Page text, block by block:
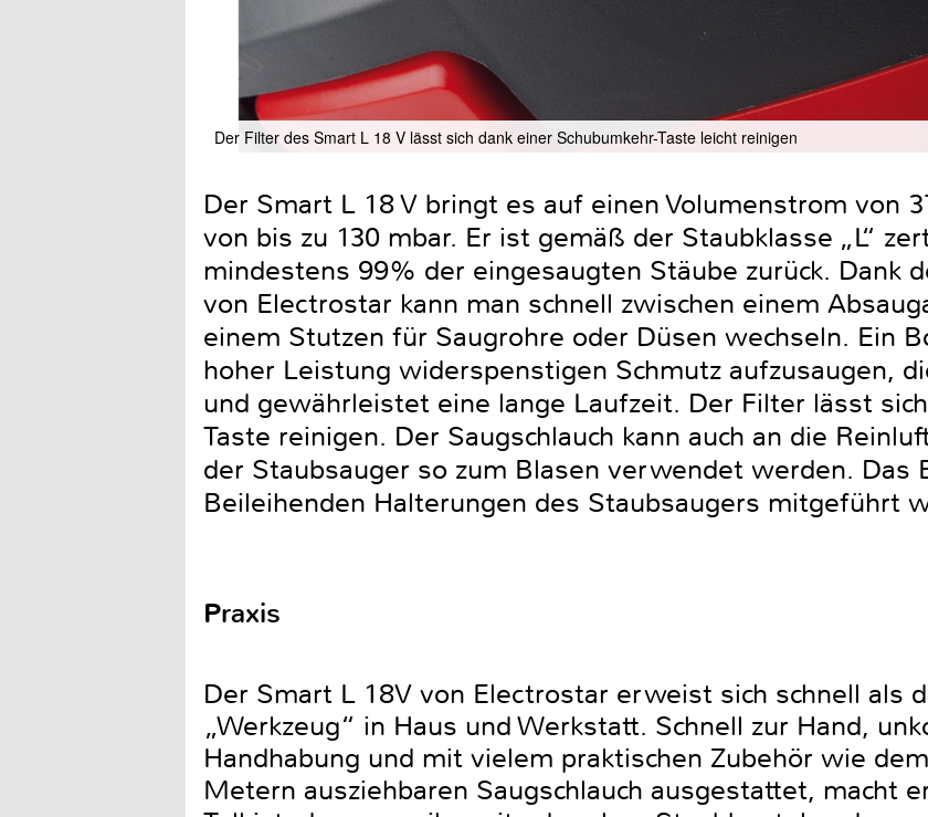
Der Filter des Smart L 18 V lässt sich dank einer Schubumkehr-Taste leicht reinigen
Der Smart L 18 V bringt es auf einen Volumenstrom von
von bis zu 130 mbar. Er ist gemäß der Staubklasse „L“
mindestens 99% der eingesaugten Stäube zurück. Dank
von Electrostar kann man schnell zwischen einem
einem Stutzen für Saugrohre oder Düsen wechseln. Ein
hoher Leistung widerspenstigen Schmutz aufzusaugen,
und gewährleistet eine lange Laufzeit. Der Filter lässt
Taste reinigen. Der Saugschlauch kann auch an die
der Staubsauger so zum Blasen verwendet werden. Das
Beileihenden Halterungen des Staubsaugers mitgeführt
Praxis
Der Smart L 18V von Electrostar erweist sich schnell als
„Werkzeug“ in Haus und Werkstatt. Schnell zur Hand,
Handhabung und mit vielem praktischen Zubehör wie
Metern ausziehbaren Saugschlauch ausgestattet, macht